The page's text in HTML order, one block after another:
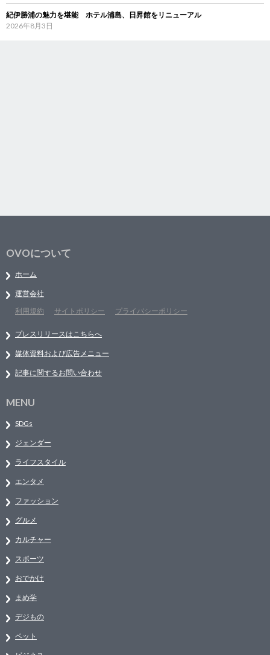
紀伊勝浦の魅力を堪能 ホテル浦島、日昇館をリニューアル
2026年8月3日
OVOについて
ホーム
運営会社
利用規約
サイトポリシー プライバシーポリシー
プレスリリースはこちらへ
媒体資料および広告メニュー
記事に関するお問い合わせ
MENU
SDGs
ジェンダー
ライフスタイル
エンタメ
ファッション
グルメ
カルチャー
スポーツ
おでかけ
まめ学
デジもの
ペット